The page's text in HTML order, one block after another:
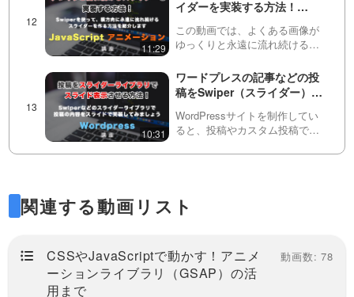
関連する動画リスト
CSSやJavaScriptで動かす！アニメ
ーションライブラリ（GSAP）の活
用まで
動画数: 78
programming-mv.c…
11:29
イダーを実装する方法！
流れ続けるスライダー
この動画では、よくある画像が
ゆっくりと永遠に流れ続けるス
しています。Swiperは通常一定
速度でスライドする機能はあり
ませんが、transitionのCSSなど
を上書きす…
10:31
ワードプレスの記事などの投
稿をSwiper（スライダー）で
WordPressサイトを制作してい
ると、投稿やカスタム投稿で作
形式で表示したいことがありま
ワイパー）という…